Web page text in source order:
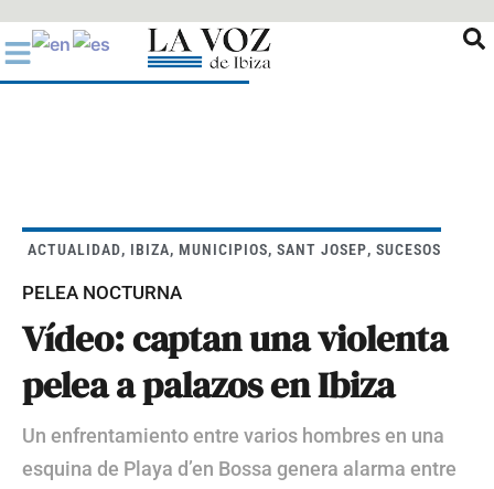
al
contenido
ACTUALIDAD, IBIZA, MUNICIPIOS, SANT JOSEP, SUCESOS
PELEA NOCTURNA
Vídeo: captan una violenta
pelea a palazos en Ibiza
Un enfrentamiento entre varios hombres en una
esquina de Playa d’en Bossa genera alarma entre